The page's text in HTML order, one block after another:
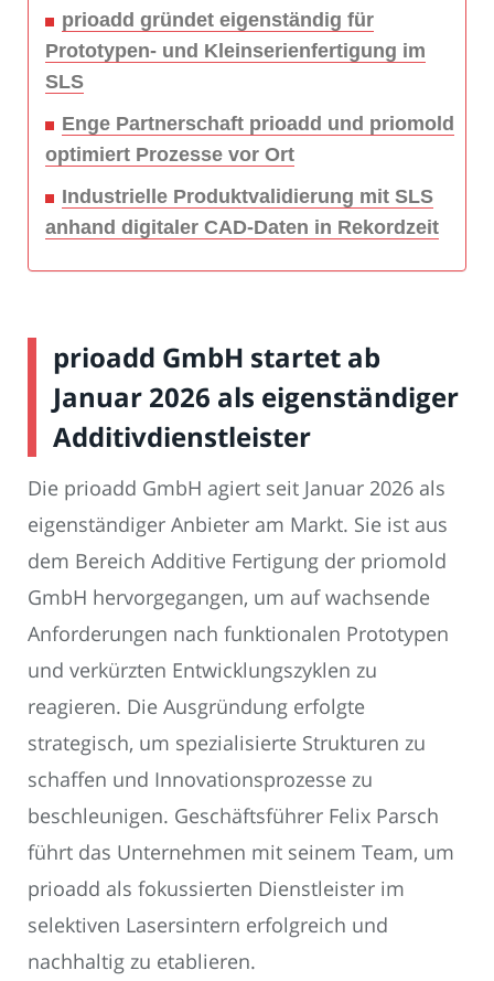
prioadd gründet eigenständig für
Prototypen- und Kleinserienfertigung im
SLS
Enge Partnerschaft prioadd und priomold
optimiert Prozesse vor Ort
Industrielle Produktvalidierung mit SLS
anhand digitaler CAD-Daten in Rekordzeit
prioadd GmbH startet ab
Januar 2026 als eigenständiger
Additivdienstleister
Die prioadd GmbH agiert seit Januar 2026 als
eigenständiger Anbieter am Markt. Sie ist aus
dem Bereich Additive Fertigung der priomold
GmbH hervorgegangen, um auf wachsende
Anforderungen nach funktionalen Prototypen
und verkürzten Entwicklungszyklen zu
reagieren. Die Ausgründung erfolgte
strategisch, um spezialisierte Strukturen zu
schaffen und Innovationsprozesse zu
beschleunigen. Geschäftsführer Felix Parsch
führt das Unternehmen mit seinem Team, um
prioadd als fokussierten Dienstleister im
selektiven Lasersintern erfolgreich und
nachhaltig zu etablieren.